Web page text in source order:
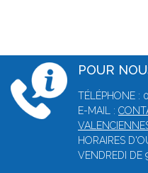
POUR
TÉLÉPHONE :
E-MAIL :
HORAIRES
VENDREDI DE